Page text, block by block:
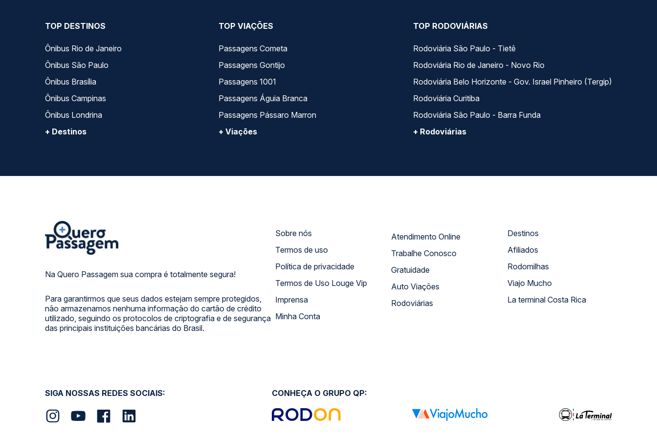
TOP DESTINOS
Ônibus Rio de Janeiro
Ônibus São Paulo
Ônibus Brasília
Ônibus Campinas
Ônibus Londrina
+ Destinos
TOP VIAÇÕES
Passagens Cometa
Passagens Gontijo
Passagens 1001
Passagens Águia Branca
Passagens Pássaro Marron
+ Viações
TOP RODOVIÁRIAS
Rodoviária São Paulo - Tietê
Rodoviária Rio de Janeiro - Novo Rio
Rodoviária Belo Horizonte - Gov. Israel Pinheiro (Tergip)
Rodoviária Curitiba
Rodoviária São Paulo - Barra Funda
+ Rodoviárias
Na Quero Passagem sua compra é totalmente segura!
Para garantirmos que seus dados estejam sempre protegidos,
não armazenamos nenhuma informação do cartão de crédito
utilizado, seguindo os protocolos de criptografia e de segurança
das principais instituições bancárias do Brasil.
Sobre nós
Termos de uso
Política de privacidade
Termos de Uso Louge Vip
Imprensa
Minha Conta
Atendimento Online
Trabalhe Conosco
Gratuidade
Auto Viações
Rodoviárias
Destinos
Afiliados
Rodomilhas
Viajo Mucho
La terminal Costa Rica
SIGA NOSSAS REDES SOCIAIS: CONHEÇA O GRUPO QP: